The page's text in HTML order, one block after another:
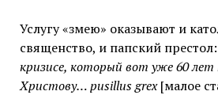
Услугу «змею» оказывают и
священство, и папский престол:
кризисе, который вот уже 60
Христову… pusillus grex[малое